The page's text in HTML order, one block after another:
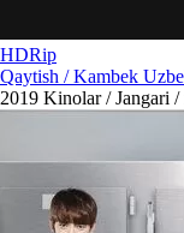
HDRip
Qaytish / Kambek
2019 Kinolar / Jangari